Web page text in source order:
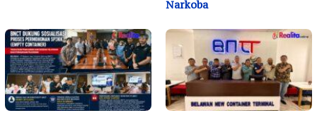
Narkoba